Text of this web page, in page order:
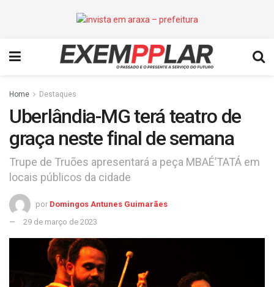
Home Destaques
Uberlândia-MG terá teatro de
graça neste final de semana
Trupe de Truões apresentará a peça MBAÉ’TATÁ em
locais públicos da cidade
por Domingos Antunes Guimarães
29 de março de 2023